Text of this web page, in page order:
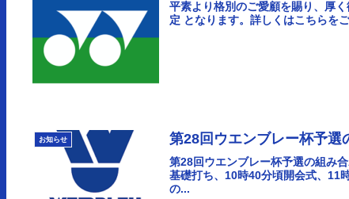
平素より格別のご愛顧を賜り、厚
定 となります。詳しくはこちらを
お知らせ 第28回ウエンブレー杯予選
第28回ウエンブレー杯予選の組み
基礎打ち、10時40分頃開会式、11
の...